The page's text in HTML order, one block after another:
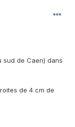
de Caen) dans
de 4 cm de